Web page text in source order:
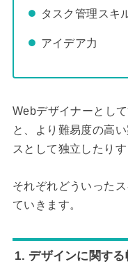
タスク管理スキ
アイデア力
Webデザイナーとし
と、より難易度の高
スとして独立したり
それぞれどういった
ていきます。
1. デザインに関す